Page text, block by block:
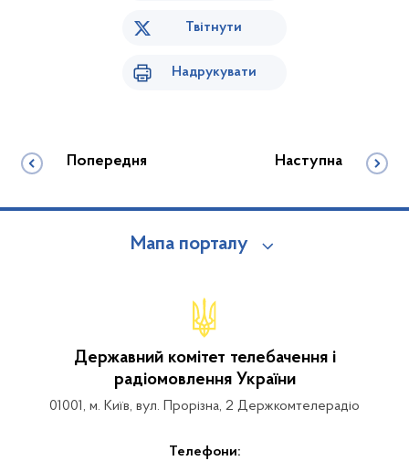
Твітнути
Надрукувати
Попередня Наступна
Мапа порталу
Державний комітет телебачення і
радіомовлення України
01001, м. Київ, вул. Прорізна, 2 Держкомтелерадіо
Телефони: